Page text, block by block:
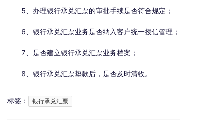
5、办理银行承兑汇票的审批手续是否符合规定；
6、银行承兑汇票业务是否纳入客户统一授信管理；
7、是否建立银行承兑汇票业务档案；
8、银行承兑汇票垫款后，是否及时清收。
标签： 银行承兑汇票